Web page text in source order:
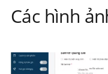
viết
Các hình